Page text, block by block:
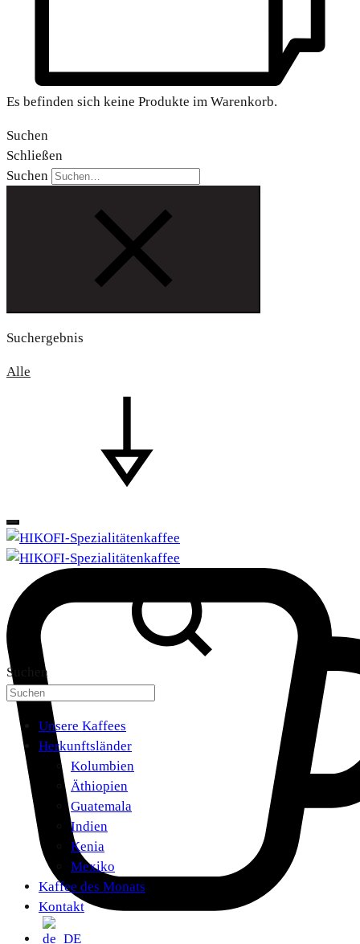
Es befinden sich keine Produkte im Warenkorb.
Suchen
Schließen
Suchen
Suchergebnis
Alle
Suchen
Unsere Kaffees
Herkunftsländer
Kolumbien
Äthiopien
Guatemala
Indien
Kenia
Mexiko
Kaffee des Monats
Kontakt